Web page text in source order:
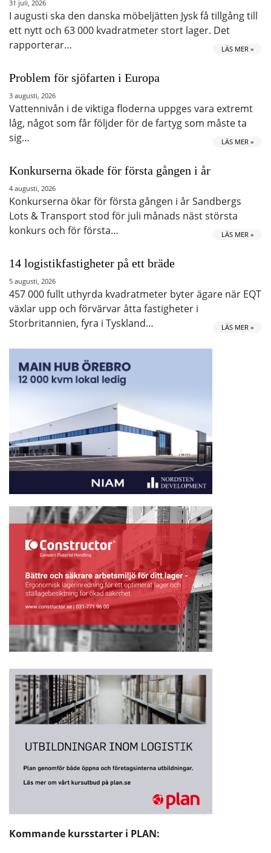
31 juli, 2026
I augusti ska den danska möbeljätten Jysk få tillgång till
ett nytt och 63 000 kvadratmeter stort lager. Det
rapporterar…
LÄS MER »
Problem för sjöfarten i Europa
3 augusti, 2026
Vattennivån i de viktiga floderna uppges vara extremt
låg, något som får följder för de fartyg som måste ta
sig…
LÄS MER »
Konkurserna ökade för första gången i år
4 augusti, 2026
Konkurserna ökar för första gången i år Sandbergs
Lots & Transport stod för juli månads näst största
konkurs och för första…
LÄS MER »
14 logistikfastigheter på ett bräde
5 augusti, 2026
457 000 fullt uthyrda kvadratmeter byter ägare när EQT
växlar upp och förvärvar åtta fastigheter i
Storbritannien, fyra i Tyskland…
LÄS MER »
Kommande kursstarter i PLAN: